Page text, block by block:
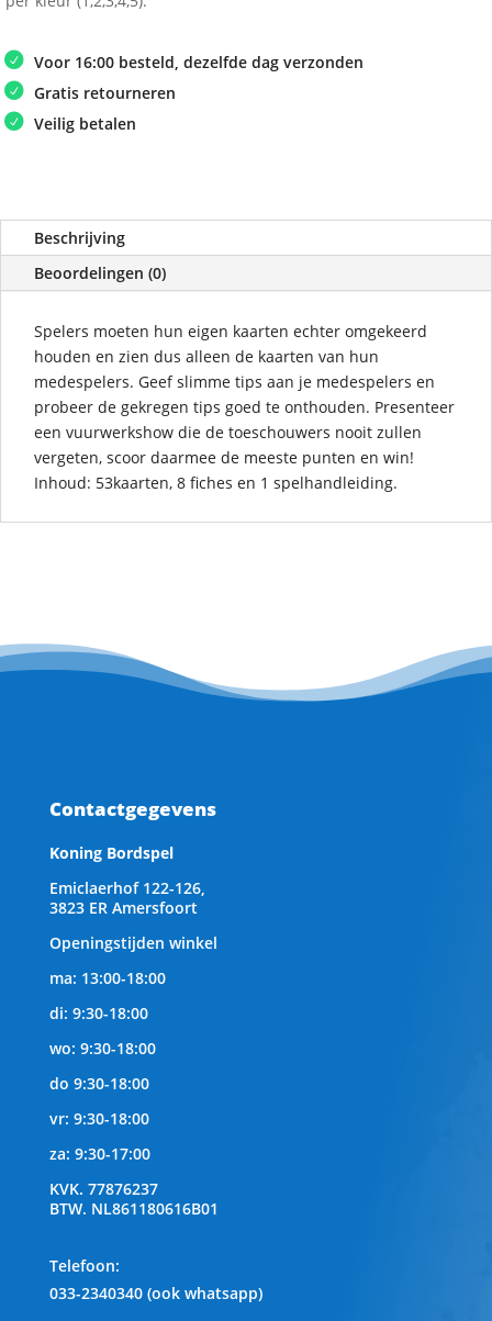
Voor 16:00 besteld, dezelfde dag verzonden
Gratis retourneren
Veilig betalen
Beschrijving
Beoordelingen (0)
Spelers moeten hun eigen kaarten echter omgekeerd
houden en zien dus alleen de kaarten van hun
medespelers. Geef slimme tips aan je medespelers en
probeer de gekregen tips goed te onthouden. Presenteer
een vuurwerkshow die de toeschouwers nooit zullen
vergeten, scoor daarmee de meeste punten en win!
Inhoud: 53kaarten, 8 fiches en 1 spelhandleiding.
Contactgegevens
Koning Bordspel
Emiclaerhof 122-126,
3823 ER Amersfoort
Openingstijden winkel
ma: 13:00-18:00
di: 9:30-18:00
wo: 9:30-18:00
do 9:30-18:00
vr: 9:30-18:00
za: 9:30-17:00
KVK. 77876237
BTW. NL861180616B01
Telefoon:
033-2340340 (ook whatsapp)